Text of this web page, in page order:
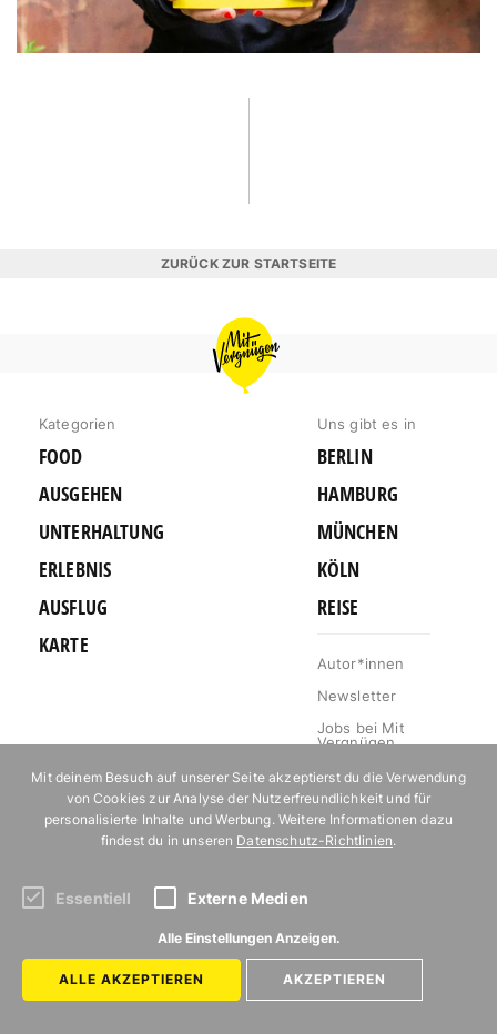
ZURÜCK ZUR STARTSEITE
MIT
VERGNÜGEN
BERLIN
Kategorien
FOOD
AUSGEHEN
UNTERHALTUNG
ERLEBNIS
AUSFLUG
KARTE
Uns gibt es in
BERLIN
HAMBURG
MÜNCHEN
KÖLN
REISE
Autor*innen
Newsletter
Jobs bei Mit
Vergnügen
Kontakt
Mediakit
Impressum
Abonniere unseren Newsletter!
Mit deinem Besuch auf unserer Seite akzeptierst du die Verwendung
von Cookies zur Analyse der Nutzerfreundlichkeit und für
personalisierte Inhalte und Werbung. Weitere Informationen dazu
findest du in unseren Datenschutz-Richtlinien.
Essentiell Externe Medien
Alle Einstellungen Anzeigen.
ALLE AKZEPTIEREN AKZEPTIEREN